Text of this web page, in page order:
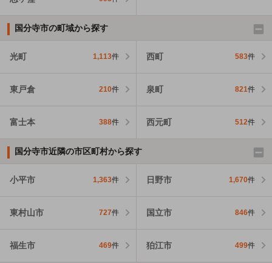
国分寺市の町域から探す
光町 1,113件 西町 583件
東戸倉 210件 泉町 821件
富士本 388件 西元町 512件
国分寺市近隣の市区町村から探す
小平市 1,363件 日野市 1,670件
東村山市 727件 国立市 846件
福生市 469件 狛江市 499件